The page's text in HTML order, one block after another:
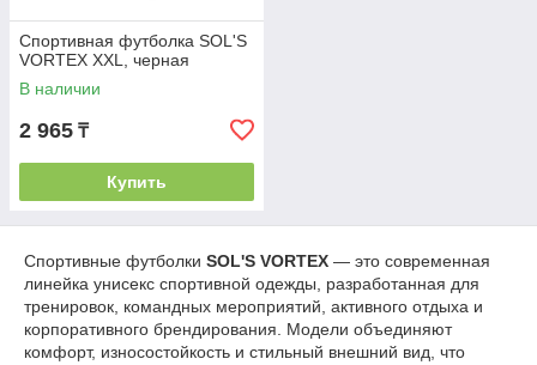
Спортивная футболка SOL'S
VORTEX XXL, черная
В наличии
2 965 ₸
Купить
Спортивные футболки SOL'S VORTEX — это современная
линейка унисекс спортивной одежды, разработанная для
тренировок, командных мероприятий, активного отдыха и
корпоративного брендирования. Модели объединяют
комфорт, износостойкость и стильный внешний вид, что